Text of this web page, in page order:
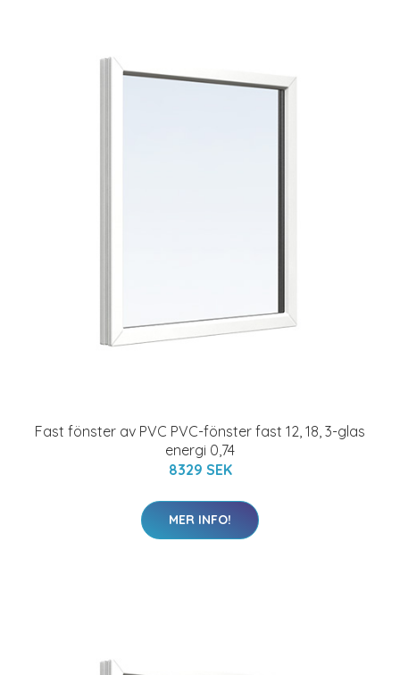
Fast fönster av PVC PVC-fönster fast 12, 18, 3-glas
energi 0,74
8329 SEK
MER INFO!